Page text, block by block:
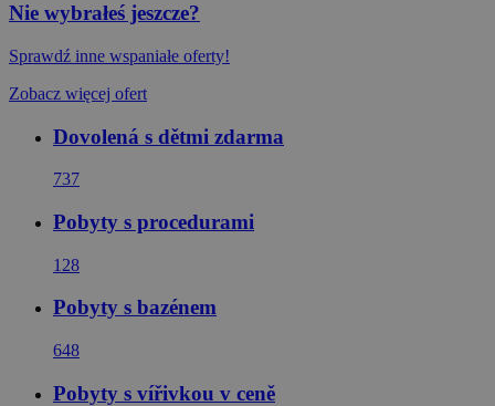
Nie wybrałeś jeszcze?
Sprawdź inne wspaniałe oferty!
Zobacz więcej ofert
Dovolená s dětmi zdarma
737
Pobyty s procedurami
128
Pobyty s bazénem
648
Pobyty s vířivkou v ceně